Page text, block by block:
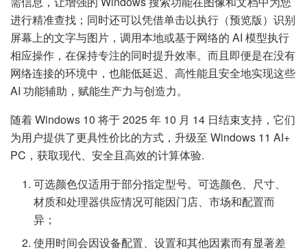
进行精准查找；同时还可以凭借单击以执行（预览版）识别
屏幕上的文字与图片，调用本地或基于网络的 AI 模型执行
相应操作，在保持专注的同时提升效率。而且即便是在没有
网络连接的环境中，也能低延迟、高性能且安全地实现这些
AI 功能辅助，赋能生产力与创造力。
随着 Windows 10 将于 2025 年 10 月 14 日结束支持，它们
为用户提供了更具性价比的方式，升级至 Windows 11 AI+
PC，获取现代、安全且高效的计算体验.
可选颜色仅适用于部分指定型号。可选颜色、尺寸、
材质和处理器供应情况可能因门店、市场和配置而
异；
使用时间会因设备配置、设置和其他因素而有显著差